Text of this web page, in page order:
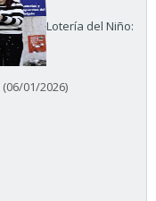
Lotería del Niño:
(06/01/2026)